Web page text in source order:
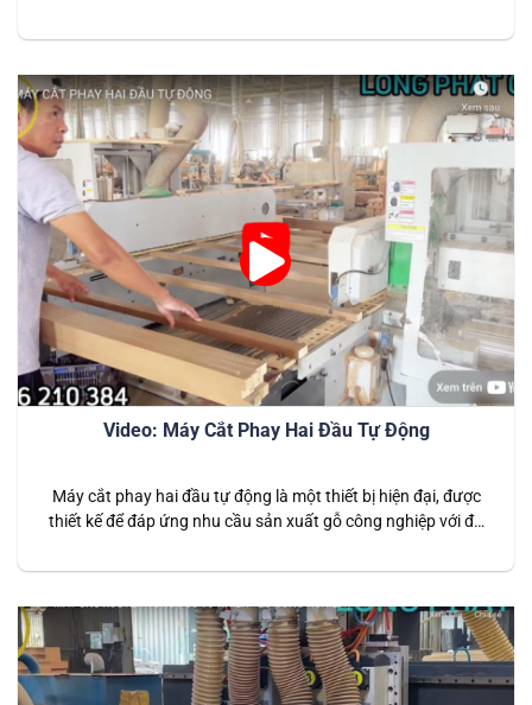
phẩm gỗ công nghiệp một cách nhanh chóng, chính xác, tạo
Video: Máy Cắt Phay Hai Đầu Tự Động
Máy cắt phay hai đầu tự động là một thiết bị hiện đại, được
thiết kế để đáp ứng nhu cầu sản xuất gỗ công nghiệp với độ
cho các doanh nghiệp cần tối đa hóa hiệu quả và giảm thiểu…